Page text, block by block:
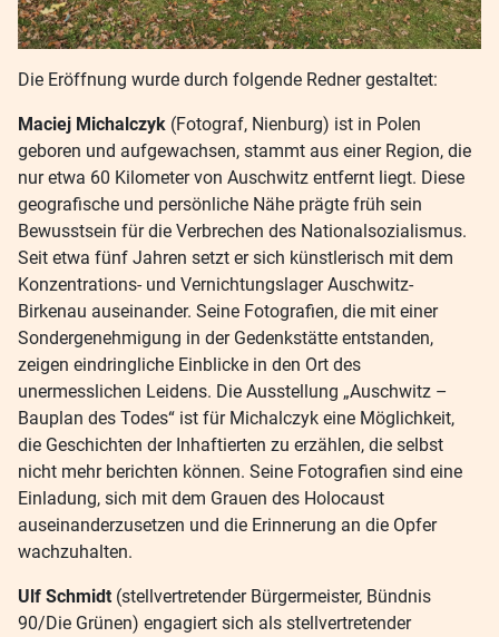
Die Eröffnung wurde durch folgende Redner gestaltet:
Maciej Michalczyk (Fotograf, Nienburg) ist in Polen
geboren und aufgewachsen, stammt aus einer Region, die
nur etwa 60 Kilometer von Auschwitz entfernt liegt. Diese
geografische und persönliche Nähe prägte früh sein
Bewusstsein für die Verbrechen des Nationalsozialismus.
Seit etwa fünf Jahren setzt er sich künstlerisch mit dem
Konzentrations- und Vernichtungslager Auschwitz-
Birkenau auseinander. Seine Fotografien, die mit einer
Sondergenehmigung in der Gedenkstätte entstanden,
zeigen eindringliche Einblicke in den Ort des
unermesslichen Leidens. Die Ausstellung „Auschwitz –
Bauplan des Todes“ ist für Michalczyk eine Möglichkeit,
die Geschichten der Inhaftierten zu erzählen, die selbst
nicht mehr berichten können. Seine Fotografien sind eine
Einladung, sich mit dem Grauen des Holocaust
auseinanderzusetzen und die Erinnerung an die Opfer
wachzuhalten.
Ulf Schmidt (stellvertretender Bürgermeister, Bündnis
90/Die Grünen) engagiert sich als stellvertretender